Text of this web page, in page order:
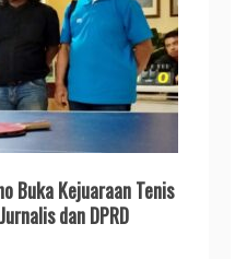
Buka Kejuaraan Tenis
dan DPRD